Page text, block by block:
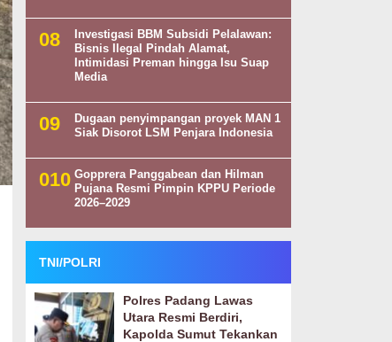
Investigasi BBM Subsidi Pelalawan:
Bisnis Ilegal Pindah Alamat,
Intimidasi Preman hingga Isu Suap
Media
Dugaan penyimpangan proyek MAN 1
Siak Disorot LSM Penjara Indonesia
Gopprera Panggabean dan Hilman
Pujana Resmi Pimpin KPPU Periode
2026–2029
TNI/POLRI
Polres Padang Lawas
Utara Resmi Berdiri,
Kapolda Sumut Tekankan